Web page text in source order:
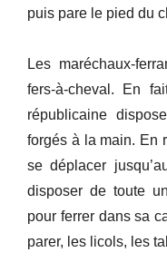
puis pare le pied du
Les maréchaux-
fers-à-cheval. En
républicaine
forgés à la main. En
se déplacer
disposer de toute
pour ferrer dans sa
parer, les licols, les